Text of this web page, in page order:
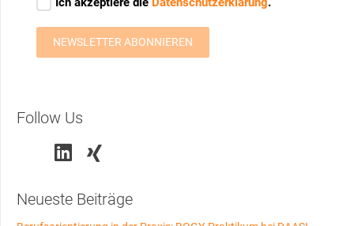
Follow Us
Neueste Beiträge